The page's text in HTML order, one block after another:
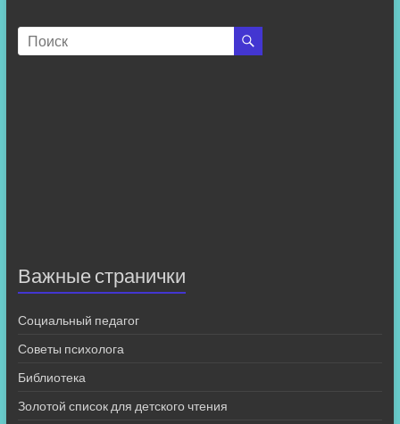
Важные странички
Социальный педагог
Советы психолога
Библиотека
Золотой список для детского чтения